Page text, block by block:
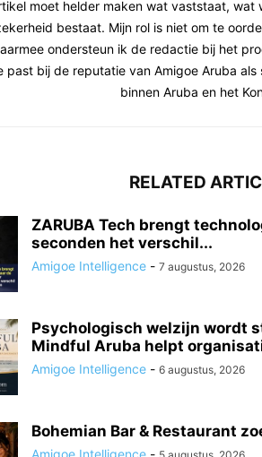
moet helder maken wat vaststaat,
bestaat. Mijn rol is niet om te
ondersteun ik de redactie bij het
past bij de reputatie van Amigoe Aruba
binnen Aruba en het
RELATED
ZARUBA Tech brengt
seconden het verschil...
Amigoe Intelligence - 7 augustus, 2026
Psychologisch welzijn wordt
Mindful Aruba helpt
Amigoe Intelligence - 6 augustus, 2026
Bohemian Bar & Restaurant
Amigoe Intelligence -